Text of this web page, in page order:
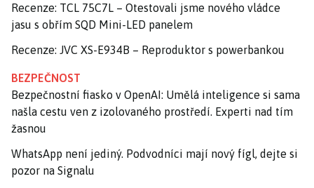
Recenze: TCL 75C7L – Otestovali jsme nového vládce
jasu s obřím SQD Mini-LED panelem
Recenze: JVC XS-E934B – Reproduktor s powerbankou
BEZPEČNOST
Bezpečnostní fiasko v OpenAI: Umělá inteligence si sama
našla cestu ven z izolovaného prostředí. Experti nad tím
žasnou
WhatsApp není jediný. Podvodníci mají nový fígl, dejte si
pozor na Signalu